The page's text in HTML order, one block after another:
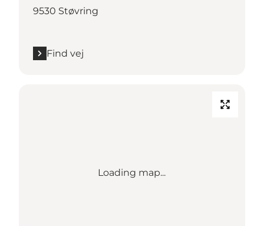
9530 Støvring
Find vej
Loading map...